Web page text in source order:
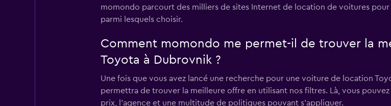
momondo parcourt des milliers de sites Internet de location de voitures
parmi lesquels choisir.
Comment momondo me permet-il de trouver la
Toyota à Dubrovnik ?
Une fois que vous avez lancé une recherche pour une voiture de location
permettra de trouver la meilleure offre en utilisant nos filtres. Là, vous
prix, l'agence et une multitude de politiques pouvant s'appliquer.